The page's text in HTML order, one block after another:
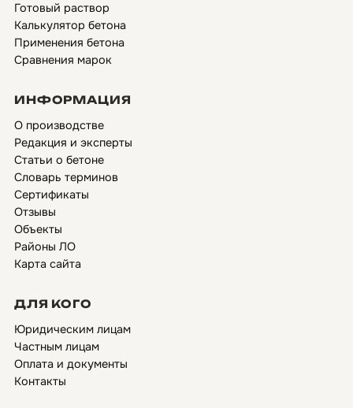
Готовый раствор
Калькулятор бетона
Применения бетона
Сравнения марок
ИНФОРМАЦИЯ
О производстве
Редакция и эксперты
Статьи о бетоне
Словарь терминов
Сертификаты
Отзывы
Объекты
Районы ЛО
Карта сайта
ДЛЯ КОГО
Юридическим лицам
Частным лицам
Оплата и документы
Контакты